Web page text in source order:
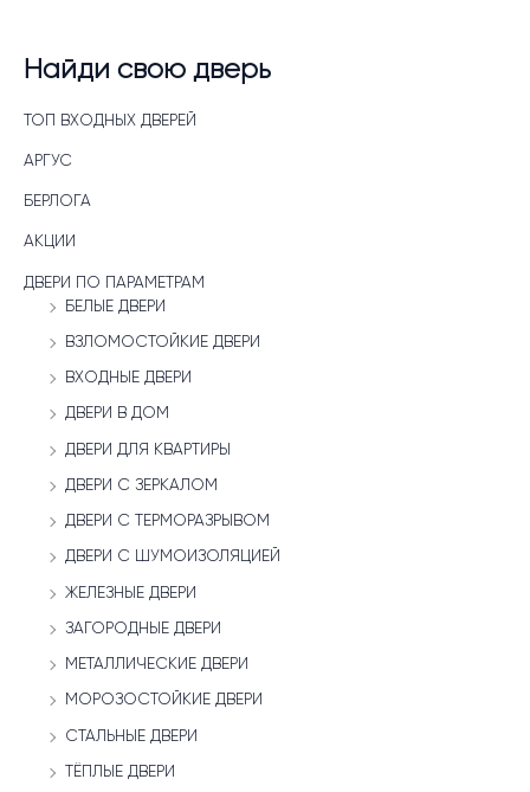
Найди свою дверь
ТОП ВХОДНЫХ ДВЕРЕЙ
АРГУС
БЕРЛОГА
АКЦИИ
ДВЕРИ ПО ПАРАМЕТРАМ
БЕЛЫЕ ДВЕРИ
ВЗЛОМОСТОЙКИЕ ДВЕРИ
ВХОДНЫЕ ДВЕРИ
ДВЕРИ В ДОМ
ДВЕРИ ДЛЯ КВАРТИРЫ
ДВЕРИ С ЗЕРКАЛОМ
ДВЕРИ С ТЕРМОРАЗРЫВОМ
ДВЕРИ С ШУМОИЗОЛЯЦИЕЙ
ЖЕЛЕЗНЫЕ ДВЕРИ
ЗАГОРОДНЫЕ ДВЕРИ
МЕТАЛЛИЧЕСКИЕ ДВЕРИ
МОРОЗОСТОЙКИЕ ДВЕРИ
СТАЛЬНЫЕ ДВЕРИ
ТЁПЛЫЕ ДВЕРИ